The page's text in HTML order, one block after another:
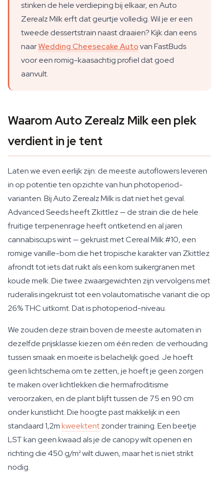
stinken de hele verdieping bij elkaar, en Auto
Zerealz Milk erft dat geurtje volledig. Wil je er een
tweede dessertstrain naast draaien? Kijk dan eens
naarWedding Cheesecake Autovan FastBuds
voor een romig-kaasachtig profiel dat goed
aanvult.
Waarom Auto Zerealz Milk een plek
verdient in je tent
Laten we even eerlijk zijn: de meeste autoflowers leveren
in op potentie ten opzichte van hun photoperiod-
varianten. Bij Auto Zerealz Milk is dat niet het geval.
Advanced Seeds heeft Zkittlez — de strain die de hele
fruitige terpenenrage heeft ontketend en al jaren
cannabiscups wint — gekruist met Cereal Milk #10, een
romige vanille-bom die het tropische karakter van Zkittlez
afrondt tot iets dat ruikt als een kom suikergranen met
koude melk. Die twee zwaargewichten zijn vervolgens met
ruderalis ingekruist tot een volautomatische variant die op
26% THC uitkomt. Dat is photoperiod-niveau.
We zouden deze strain boven de meeste automaten in
dezelfde prijsklasse kiezen om één reden: de verhouding
tussen smaak en moeite is belachelijk goed. Je hoeft
geen lichtschema om te zetten, je hoeft je geen zorgen
te maken over lichtlekken die hermafroditisme
veroorzaken, en de plant blijft tussen de 75 en 90 cm
onder kunstlicht. Die hoogte past makkelijk in een
standaard 1,2mkweektentzonder training. Een beetje
LST kan geen kwaad als je de canopy wilt openen en
richting die 450 g/m² wilt duwen, maar het is niet strikt
nodig.